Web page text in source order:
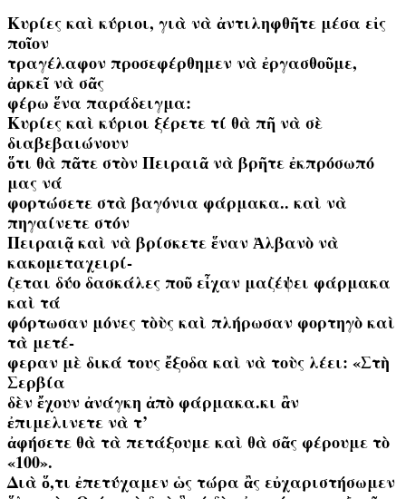
Κυρίες καὶ κύριοι, γιὰ νὰ ἀντιληφθῆτε μέσα εἰς
ποῖον
τραγέλαφον προσεφέρθημεν νὰ ἐργασθοῦμε,
ἀρκεῖ νὰ σᾶς
φέρω ἕνα παράδειγμα:
Κυρίες καὶ κύριοι ξέρετε τί θὰ πῆ νὰ σὲ
διαβεβαιώνουν
ὅτι θὰ πᾶτε στὸν Πειραιᾶ νὰ βρῆτε ἐκπρόσωπό
μας νά
φορτώσετε στὰ βαγόνια φάρμακα.. καὶ νὰ
πηγαίνετε στόν
Πειραιᾷ καὶ νὰ βρίσκετε ἕναν Ἀλβανὸ νὰ
κακομεταχειρί-
ζεται δύο δασκάλες ποῦ εἶχαν μαζέψει φάρμακα
καὶ τά
φόρτωσαν μόνες τὸὺς καὶ πλήρωσαν φορτηγὸ καὶ
τὰ μετέ-
φεραν μὲ δικά τους ἔξοδα καὶ νὰ τοὺς λέει: «Στὴ
Σερβία
δὲν ἔχουν ἀνάγκη ἀπὸ φάρμακα.κι ἂν
ἐπιμελινετε νὰ τ’
ἀφήσετε θὰ τὰ πετάξουμε καὶ θὰ σᾶς φέρουμε τὸ
«100».
Διὰ ὅ,τι ἐπετύχαμεν ὡς τώρα ἂς εὐχαριστήσωμεν